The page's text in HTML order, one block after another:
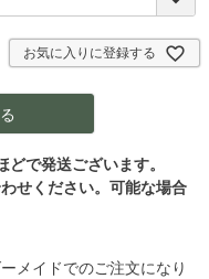
お気に入りに登録する
で発送ございます。
せください。可能な場合
メイドでのご注文になり